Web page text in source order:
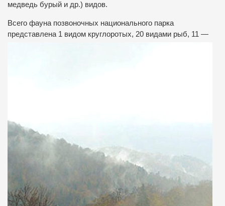
медведь бурый и др.) видов.
Всего фауна позвоночных национального парка
представлена 1 видом круглоротых, 20 видами рыб, 11 —